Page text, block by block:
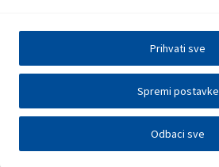
Odbaci sve
Spremi postavke
Prihvati sve